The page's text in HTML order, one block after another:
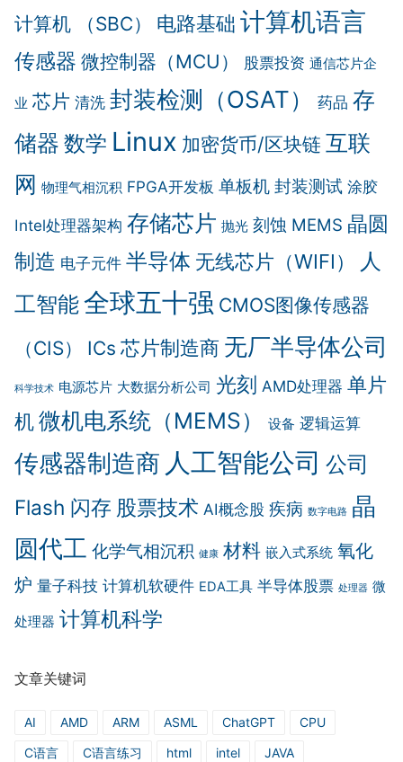
计算机 （SBC）
电路基础 计算机语言
传感器 微控制器（MCU） 股票投资 通信芯片企
业 芯片 清洗 封装检测（OSAT） 药品 存
储器 数学 Linux 加密货币/区块链 互联
网 物理气相沉积 FPGA开发板 单板机 封装测试 涂胶
Intel处理器架构 存储芯片 抛光 刻蚀 MEMS 晶圆
制造 电子元件 半导体 无线芯片（WIFI）
人
工智能全球五十强 CMOS图像传感器
（CIS）
ICs 芯片制造商 无厂半导体公司
科学技术 电源芯片 大数据分析公司 光刻 AMD处理器 单片
机微机电系统（MEMS） 设备 逻辑运算
传感器制造商 人工智能公司 公司
Flash 闪存 股票技术 AI概念股 疾病 数字电路 晶
圆代工 化学气相沉积 健康 材料 嵌入式系统 氧化
炉 量子科技 计算机软硬件 EDA工具 半导体股票 处理器 微
处理器 计算机科学
文章关键词
AI AMD ARM ASML ChatGPT
CPU
C语言
C语言练习 html intel
JAVA